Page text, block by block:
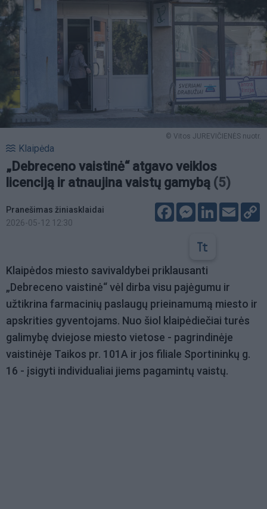
© Vitos JUREVIČIENĖS nuotr.
Klaipėda
„Debreceno vaistinė“ atgavo veiklos
licenciją ir atnaujina vaistų gamybą (5)
Pranešimas žiniasklaidai
2026-05-12 12:30
FacebookMessenger
LinkedIn
Email
Klaipėdos miesto savivaldybei priklausanti
„Debreceno vaistinė“ vėl dirba visu pajėgumu ir
užtikrina farmacinių paslaugų prieinamumą miesto ir
apskrities gyventojams. Nuo šiol klaipėdiečiai turės
galimybę dviejose miesto vietose - pagrindinėje
vaistinėje Taikos pr. 101A ir jos filiale Sportininkų g.
16 - įsigyti individualiai jiems pagamintų vaistų.